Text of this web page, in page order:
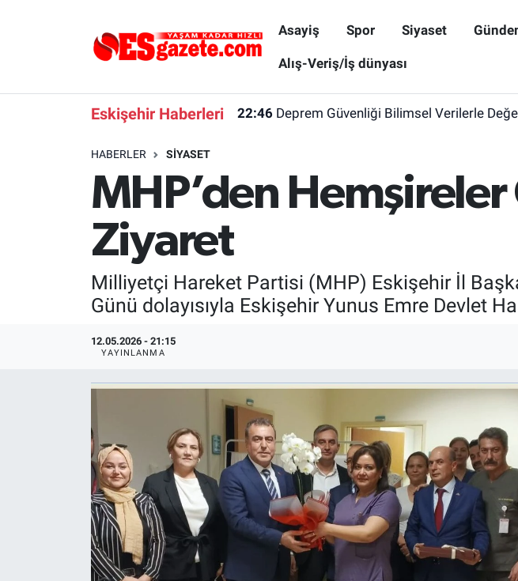
Asayiş Spor Siyaset
Alış-Veriş/İş dünyası
Eskişehir Haberleri 22:46 Deprem Güvenliği Bilimsel Verilerle
HABERLER SIYASET
MHP’den Hemşireler
Ziyaret
Milliyetçi Hareket Partisi (MHP) Eskişehir İl
Günü dolayısıyla Eskişehir Yunus Emre Devlet
12.05.2026 - 21:15
YAYINLANMA
Gündem
Alış-Veriş/İş dünyası
Eskişehirspor Arşivi
Eskişehir Arşivi
Ekonomi
Kültür Sanat
Politika
Kütahya
Eskişehir Nöbetçi Eczaneler
Süper Lig Puan Durumu ve Fikstür
Tüm Manşetler
Son Dakika Haberleri
Haber Arşivi